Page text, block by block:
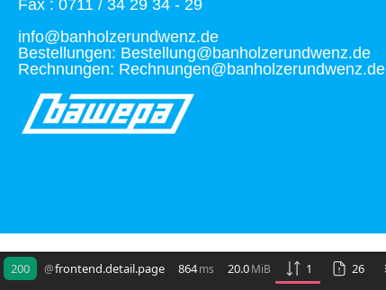
Fax : 0711 / 34 29 34 - 29
info@banholzerundwenz.de
Bestellungen: Bestellung@banholzerundwenz.de
Rechnungen: Rechnungen@banholzerundwenz.de
200 @frontend.detail.page 864ms 20.0MiB 1 26